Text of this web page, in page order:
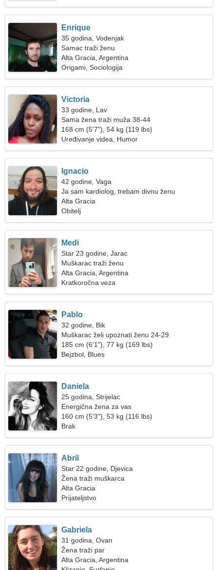
Enrique
35 godina, Vodenjak
Samac traži ženu
Alta Gracia, Argentina
Origami, Sociologija
Victoria
33 godine, Lav
Sama žena traži muža 38-44
168 cm (5'7"), 54 kg (119 lbs)
Uređivanje videa, Humor
Ignacio
42 godine, Vaga
Ja sam kardiolog, trebam divnu ženu
Alta Gracia
Obitelj
Medi
Star 23 godine, Jarac
Muškarac traži ženu
Alta Gracia, Argentina
Kratkoročna veza
Pablo
32 godine, Bik
Muškarac želi upoznati ženu 24-29
185 cm (6'1"), 77 kg (169 lbs)
Bejzbol, Blues
Daniela
25 godina, Strijelac
Energična žena za vas
160 cm (5'3"), 53 kg (116 lbs)
Brak
Abril
Star 22 godine, Djevica
Žena traži muškarca
Alta Gracia
Prijateljstvo
Gabriela
31 godina, Ovan
Žena traži par
Alta Gracia, Argentina